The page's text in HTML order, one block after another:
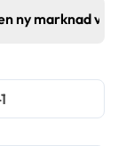
ny marknad